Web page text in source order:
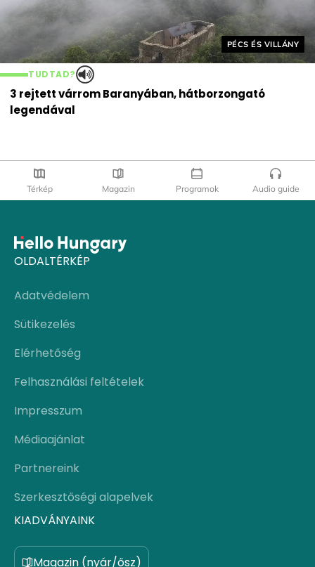
Helyszín címkék:
PÉCS ÉS VILLÁNY
TUDTAD?
3 rejtett várrom Baranyában, hátborzongató
legendával
Térkép Magazin Programok Audio guide
OLDALTÉRKÉP
Adatvédelem
Sütikezelés
Elérhetőség
Felhasználási feltételek
Impresszum
Médiaajánlat
Partnereink
Szerkesztőségi alapelvek
KIADVÁNYAINK
Magazin (nyár/ősz)